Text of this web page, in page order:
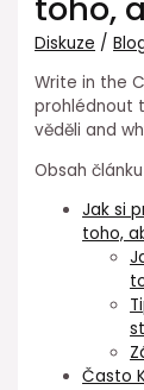
toho,
Diskuze /
Write in the
prohlédnout
věděli and
Obsah článku
Jak si
toho,
Často